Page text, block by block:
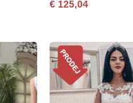
€ 125,04